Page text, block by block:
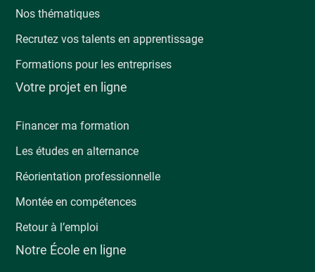
Nos thématiques
Recrutez vos talents en apprentissage
Formations pour les entreprises
Votre projet en ligne
Financer ma formation
Les études en alternance
Réorientation professionnelle
Montée en compétences
Retour à l’emploi
Notre École en ligne